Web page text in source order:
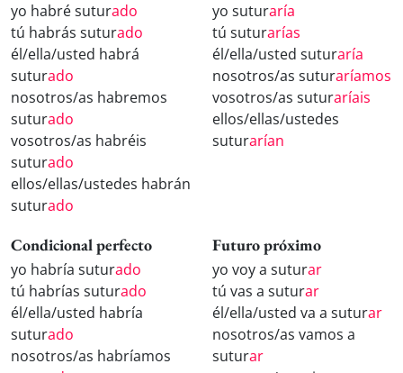
yo habré suturado
tú habrás suturado
él/ella/usted habrá
suturado
nosotros/as habremos
suturado
vosotros/as habréis
suturado
ellos/ellas/ustedes habrán
suturado
yo suturaría
tú suturarías
él/ella/usted suturaría
nosotros/as suturaríamos
vosotros/as suturaríais
ellos/ellas/ustedes
suturarían
Condicional perfecto
yo habría suturado
tú habrías suturado
él/ella/usted habría
suturado
nosotros/as habríamos
Futuro próximo
yo voy a suturar
tú vas a suturar
él/ella/usted va a suturar
nosotros/as vamos a
suturar